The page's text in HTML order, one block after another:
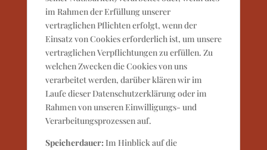
im Rahmen der Erfüllung unserer
vertraglichen Pflichten erfolgt, wenn der
Einsatz von Cookies erforderlich ist, um unsere
vertraglichen Verpflichtungen zu erfüllen. Zu
welchen Zwecken die Cookies von uns
verarbeitet werden, darüber klären wir im
Laufe dieser Datenschutzerklärung oder im
Rahmen von unseren Einwilligungs- und
Verarbeitungsprozessen auf.
Speicherdauer: Im Hinblick auf die